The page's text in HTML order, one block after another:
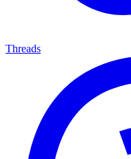
Threads